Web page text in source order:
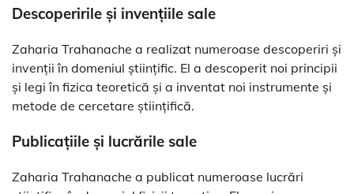
Descoperirile și invențiile sale
Zaharia Trahanache a realizat numeroase descoperiri și
invenții în domeniul științific. El a descoperit noi principii
și legi în fizica teoretică și a inventat noi instrumente și
metode de cercetare științifică.
Publicațiile și lucrările sale
Zaharia Trahanache a publicat numeroase lucrări